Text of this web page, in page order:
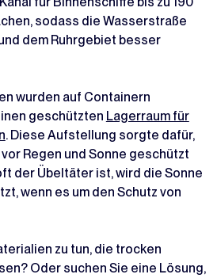
sodass die Wasserstraße
dem Ruhrgebiet besser
wurden auf Containern
geschützten Lagerraum für
. Diese Aufstellung sorgte dafür,
Regen und Sonne geschützt
der Übeltäter ist, wird die Sonne
wenn es um den Schutz von
zu tun, die trocken
Oder suchen Sie eine Lösung,